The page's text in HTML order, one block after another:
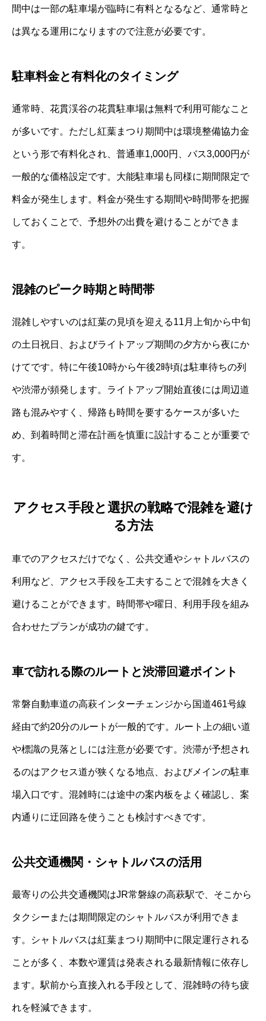
間中は一部の駐車場が臨時に有料となるなど、通常時と
は異なる運用になりますので注意が必要です。
駐車料金と有料化のタイミング
通常時、花貫渓谷の花貫駐車場は無料で利用可能なこと
が多いです。ただし紅葉まつり期間中は環境整備協力金
という形で有料化され、普通車1,000円、バス3,000円が
一般的な価格設定です。大能駐車場も同様に期間限定で
料金が発生します。料金が発生する期間や時間帯を把握
しておくことで、予想外の出費を避けることができま
す。
混雑のピーク時期と時間帯
混雑しやすいのは紅葉の見頃を迎える11月上旬から中旬
の土日祝日、およびライトアップ期間の夕方から夜にか
けてです。特に午後10時から午後2時頃は駐車待ちの列
や渋滞が頻発します。ライトアップ開始直後には周辺道
路も混みやすく、帰路も時間を要するケースが多いた
め、到着時間と滞在計画を慎重に設計することが重要で
す。
アクセス手段と選択の戦略で混雑を避け
る方法
車でのアクセスだけでなく、公共交通やシャトルバスの
利用など、アクセス手段を工夫することで混雑を大きく
避けることができます。時間帯や曜日、利用手段を組み
合わせたプランが成功の鍵です。
車で訪れる際のルートと渋滞回避ポイント
常磐自動車道の高萩インターチェンジから国道461号線
経由で約20分のルートが一般的です。ルート上の細い道
や標識の見落としには注意が必要です。渋滞が予想され
るのはアクセス道が狭くなる地点、およびメインの駐車
場入口です。混雑時には途中の案内板をよく確認し、案
内通りに迂回路を使うことも検討すべきです。
公共交通機関・シャトルバスの活用
最寄りの公共交通機関はJR常磐線の高萩駅で、そこから
タクシーまたは期間限定のシャトルバスが利用できま
す。シャトルバスは紅葉まつり期間中に限定運行される
ことが多く、本数や運賃は発表される最新情報に依存し
ます。駅前から直接入れる手段として、混雑時の待ち疲
れを軽減できます。